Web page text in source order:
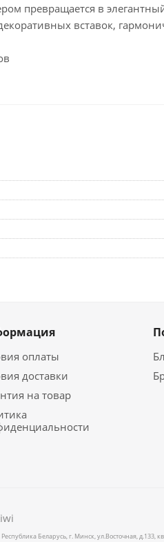
превращается в
вставок,
оплаты
доставки
на товар
Беларусь, г. Минск, ул.Восточная, д.133,